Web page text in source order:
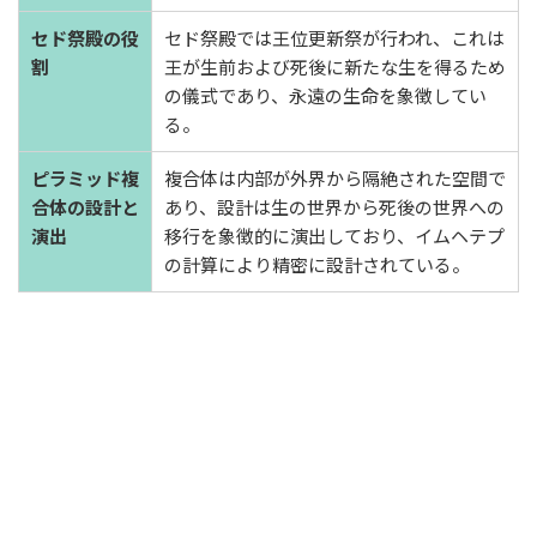
セド祭殿の役
割
セド祭殿では王位更新祭が行われ、これは
王が生前および死後に新たな生を得るため
の儀式であり、永遠の生命を象徴してい
る。
ピラミッド複
合体の設計と
演出
複合体は内部が外界から隔絶された空間で
あり、設計は生の世界から死後の世界への
移行を象徴的に演出しており、イムヘテプ
の計算により精密に設計されている。